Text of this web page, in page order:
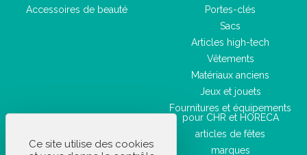
Accessoires de beauté
Portes-clés
Sacs
Articles high-tech
Vêtements
Matériaux anciens
Jeux et jouets
Fournitures et équipements
pour CHR et HORECA
articles de fêtes
marques
Ce site utilise des cookies